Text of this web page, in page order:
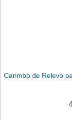
Carimbo de Relevo